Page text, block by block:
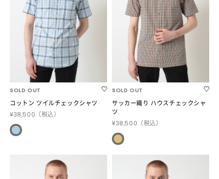
SOLD OUT
コットン ツイルチェックシャツ
¥38,500 （税込）
SOLD OUT
サッカー織り ハウスチェックシャ
ツ
¥38,500 （税込）